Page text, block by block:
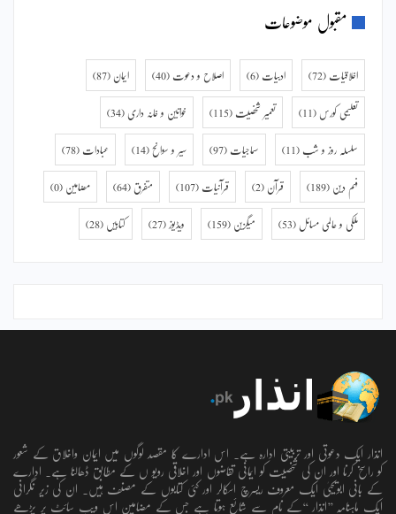
مقبول موضوعات
اخلاقیات (72) ادبیات (6) اصلاح و دعوت (40) ایمان (87)
تعلیمی کورس (11) تعمیر شخصیت (115) خواتین و خانہ داری (34)
سلسلہ روز و شب (11) سماجیات (97) سیر و سوانح (14) عبادات (78)
فہم دین (189) قرآن (2) قرآنیات (107) متفرق (64) مضامین (0)
ملکی و عالمی مسائل (53) میگزین (159) ویڈیوز (27) کتابیں (28)
انذار ایک دعوتی اور تربیتی ادارہ ہے۔ اس ادارے کا مقصد لوگوں میں ایمان واخلاق کے شعور
کو راسخ کرنا اور ان کی شخصیت کو ایمانی تقاضوں اور اخلاقی رویو ں کے مطابق ڈھالنا ہے۔ ادارے
کے بانی ابویحییٰ ایک معروف ریسرچ اسکالر اور کئی کتابوں کے مصنف ہیں۔ ان کی زیر نگرانی
ایک ماہنامہ ’’انذار ‘‘کے نام سے شائع ہوتا ہے جس کے مضامین اس ویب سائٹ پر پڑھے